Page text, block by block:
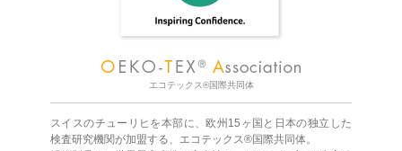
エコテックス®国際共同体
スイスのチューリヒを本部に、欧州15ヶ国と日本の独立した
検査研究機関が加盟する、エコテックス®国際共同体。